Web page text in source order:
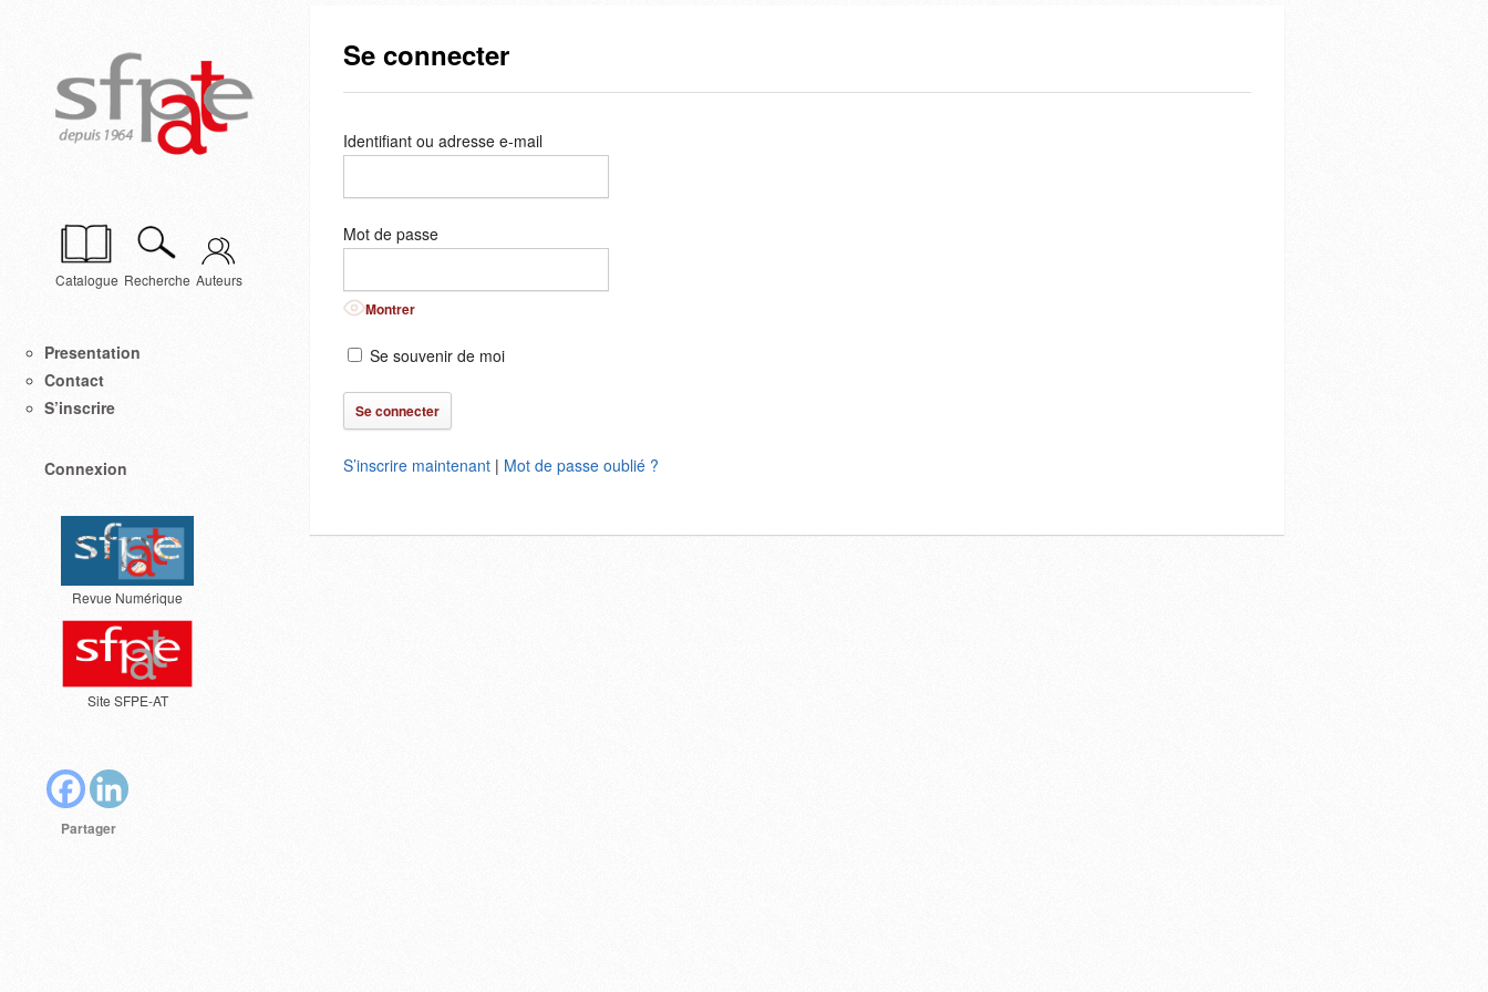
Catalogue Recherche Auteurs
Presentation
Contact
S’inscrire
Connexion
Revue Numérique
Site SFPE-AT
Partager
Se connecter
Identifiant ou adresse e-mail
Mot de passe
Montrer
Se souvenir de moi
S’inscrire maintenant | Mot de passe oublié ?